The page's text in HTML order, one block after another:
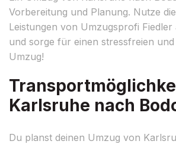
Vorbereitung und Planung. Nutze
Leistungen von Umzugsprofi Fiedler
und sorge für einen stressfreien
Umzug!
Karlsruhe nach
Du planst deinen Umzug von